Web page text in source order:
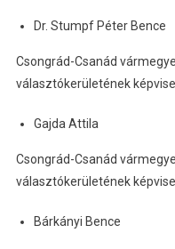
Dr. Stumpf Péter Bence
Csongrád-Csanád
választókerületének
Gajda Attila
Csongrád-Csanád
választókerületének
Bárkányi Bence